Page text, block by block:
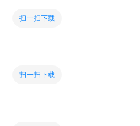
扫一扫下载
扫一扫下载